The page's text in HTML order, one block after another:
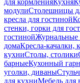
для кормленияКухня
модулиСтолешницы
кресла для гостиной
стенки, горки для
гостинойЖурнальные
домаКресла-качалки,
кухниСтолы, столики
барныеКухонный
уголки, диваны
для кухниМебель для